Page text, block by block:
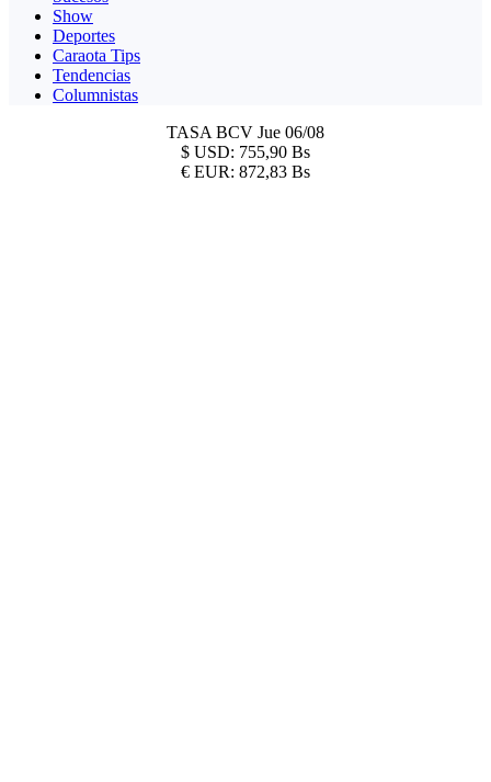
Show
Deportes
Caraota Tips
Tendencias
Columnistas
TASA BCV Jue 06/08
$ USD: 755,90 Bs
€ EUR: 872,83 Bs